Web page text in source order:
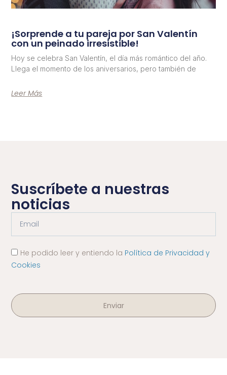
¡Sorprende a tu pareja por San Valentín
con un peinado irresistible!
Hoy se celebra San Valentín, el día más romántico del año.
Llega el momento de los aniversarios, pero también de
Leer Más
Suscríbete a nuestras
noticias
He podido leer y entiendo la Política de Privacidad y
Cookies
Enviar